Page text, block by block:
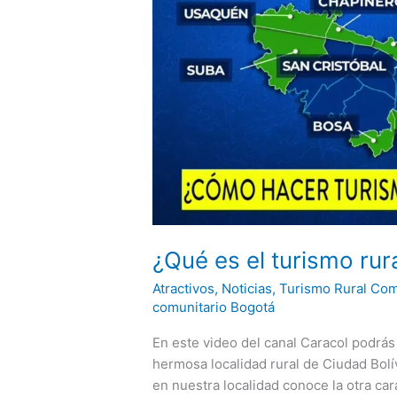
¿Qué es el turismo
Atractivos, Noticias,Turismo Rural
comunitario Bogotá
En este video del canal Caracol
hermosa localidad rural de Ciudad
en nuestra localidad conoce la otra